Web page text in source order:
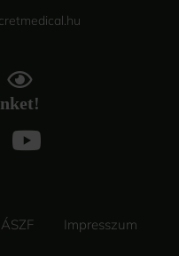
ÁSZF Impresszum